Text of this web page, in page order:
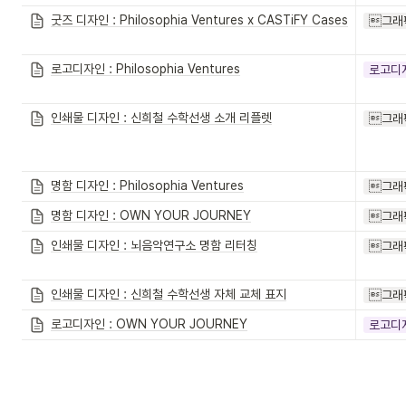
굿즈 디자인 : Philosophia Ventures x CASTiFY Cases 그래
로고디자인 : Philosophia Ventures 로고디
인쇄물 디자인 : 신희철 수학선생 소개 리플렛 그래
명함 디자인 : Philosophia Ventures
그래
명함 디자인 : OWN YOUR JOURNEY
그래
인쇄물 디자인 : 뇌음악연구소 명함 리터칭
그래
인쇄물 디자인 : 신희철 수학선생 자체 교체 표지
그래
로고디자인 : OWN YOUR JOURNEY
로고디